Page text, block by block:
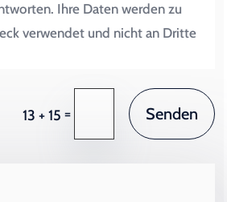
Ihre Daten werden zu
verwendet und nicht an Dritte
13 + 15 = Senden